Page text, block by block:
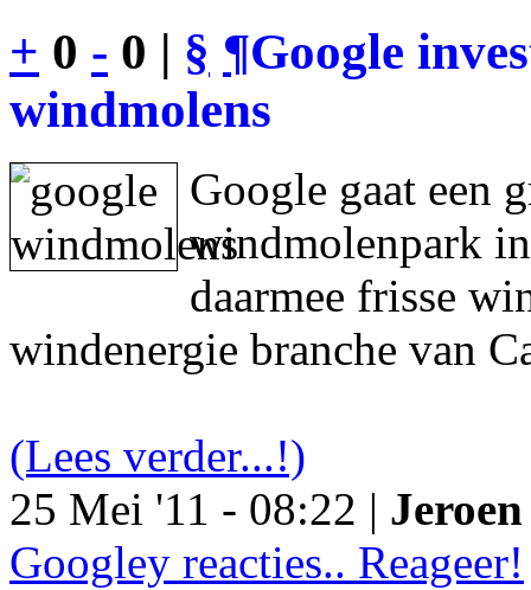
+ 0 - 0 | § ¶Google
windmolens
Google gaat een
windmolenpark
daarmee frisse
windenergie branche van
(Lees verder...!)
25 Mei '11 - 08:22 |
Googley reacties.. Reageer!